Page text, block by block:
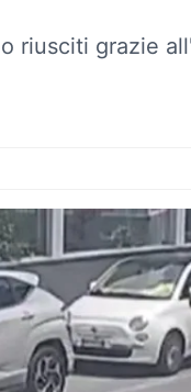
riusciti grazie